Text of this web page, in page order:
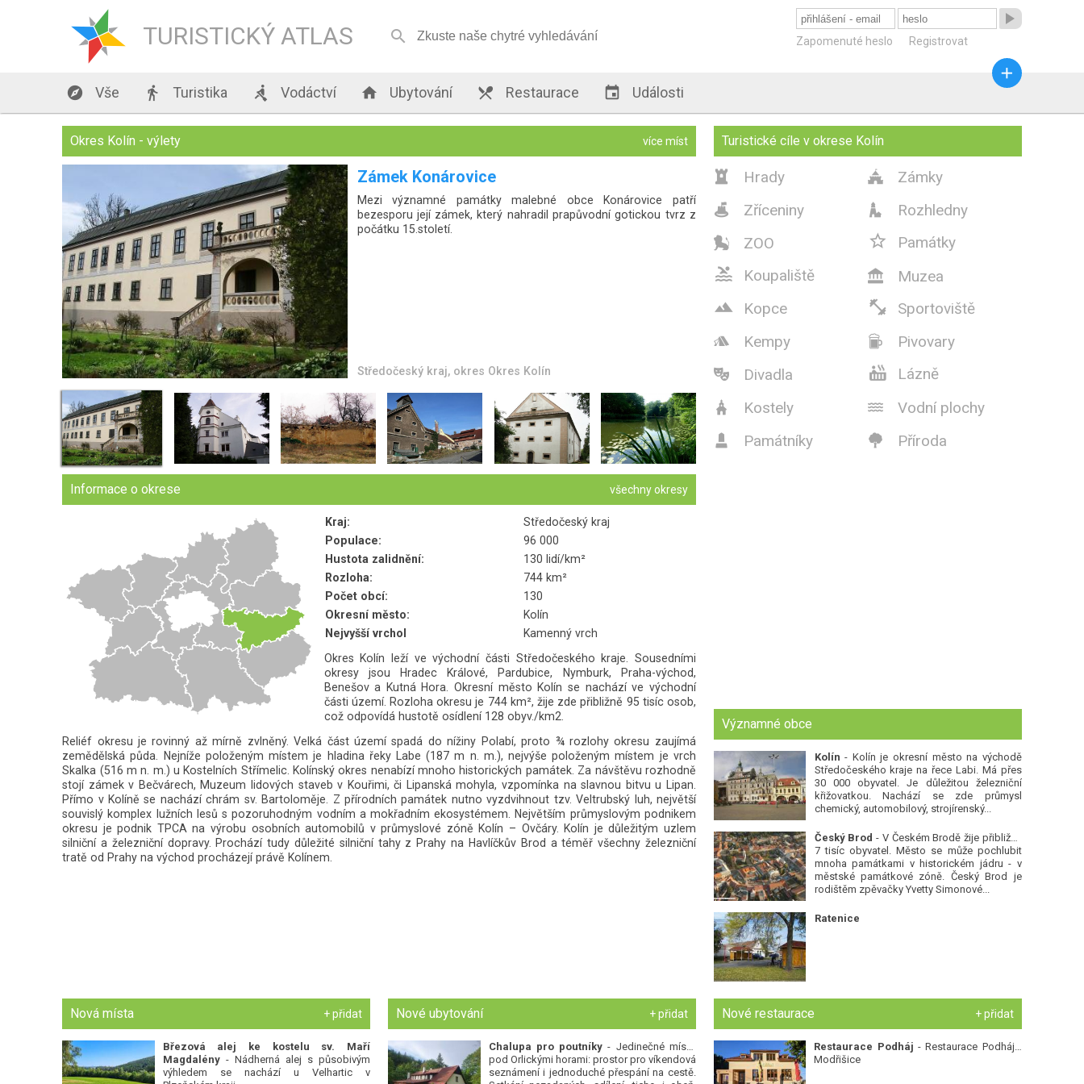
TURISTICKÝ ATLAS 

Zapomenuté heslo Registrovat
 Vše  Turistika  Vodáctví  Ubytování  Restaurace  Události

Okres Kolín - výlety více míst
Zámek Konárovice
Mezi významné památky malebné obce Konárovice patří
bezesporu její zámek, který nahradil prapůvodní gotickou tvrz z
počátku 15.století.
Středočeský kraj, okres Okres Kolín
Turistické cíle v okrese Kolín
 Hrady  Zámky
 Zříceniny  Rozhledny
 ZOO  Památky
 Koupaliště  Muzea
 Kopce  Sportoviště
 Kempy  Pivovary
 Divadla  Lázně
 Kostely  Vodní plochy
 Památníky  Příroda
Informace o okrese všechny okresy
Kraj:
Středočeský kraj
Populace:
96 000
Hustota zalidnění:
130 lidí/km²
Rozloha:
744 km²
Počet obcí:
130
Okresní město:
Kolín
Nejvyšší vrchol
Kamenný vrch
Okres Kolín leží ve východní části Středočeského kraje. Sousedními
okresy jsou Hradec Králové, Pardubice, Nymburk, Praha-východ,
Benešov a Kutná Hora. Okresní město Kolín se nachází ve východní
části území. Rozloha okresu je 744 km², žije zde přibližně 95 tisíc osob,
což odpovídá hustotě osídlení 128 obyv./km2.
Reliéf okresu je rovinný až mírně zvlněný. Velká část území spadá do nížiny Polabí, proto ¾ rozlohy okresu zaujímá
zemědělská půda. Nejníže položeným místem je hladina řeky Labe (187 m n. m.), nejvýše položeným místem je vrch
Skalka (516 m n. m.) u Kostelních Střímelic. Kolínský okres nenabízí mnoho historických památek. Za návštěvu rozhodně
stojí zámek v Bečvárech, Muzeum lidových staveb v Kouřimi, či Lipanská mohyla, vzpomínka na slavnou bitvu u Lipan.
Přímo v Kolíně se nachází chrám sv. Bartoloměje. Z přírodních památek nutno vyzdvihnout tzv. Veltrubský luh, největší
souvislý komplex lužních lesů s pozoruhodným vodním a mokřadním ekosystémem. Největším průmyslovým podnikem
okresu je podnik TPCA na výrobu osobních automobilů v průmyslové zóně Kolín – Ovčáry. Kolín je důležitým uzlem
silniční a železniční dopravy. Prochází tudy důležité silniční tahy z Prahy na Havlíčkův Brod a téměř všechny železniční
tratě od Prahy na východ procházejí právě Kolínem.
Významné obce
Kolín - Kolín je okresní město na východě
Středočeského kraje na řece Labi. Má přes
30 000 obyvatel. Je důležitou železniční
křižovatkou. Nachází se zde průmysl
chemický, automobilový, strojírenský...
Český Brod - V Českém Brodě žije přibližně
7 tisíc obyvatel. Město se může pochlubit
mnoha památkami v historickém jádru - v
městské památkové zóně. Český Brod je
rodištěm zpěvačky Yvetty Simonové...
Ratenice
Nová místa + přidat
Březová alej ke kostelu sv. Maří
Magdalény- Nádherná alej s působivým
výhledem se nachází u Velhartic v
Nové ubytování + přidat
Chalupa pro poutníky - Jedinečné místo
pod Orlickými horami: prostor pro víkendová
seznámení i jednoduché přespání na cestě.
Nové restaurace + přidat
Restaurace Podháj - Restaurace Podháj -
Modřišice